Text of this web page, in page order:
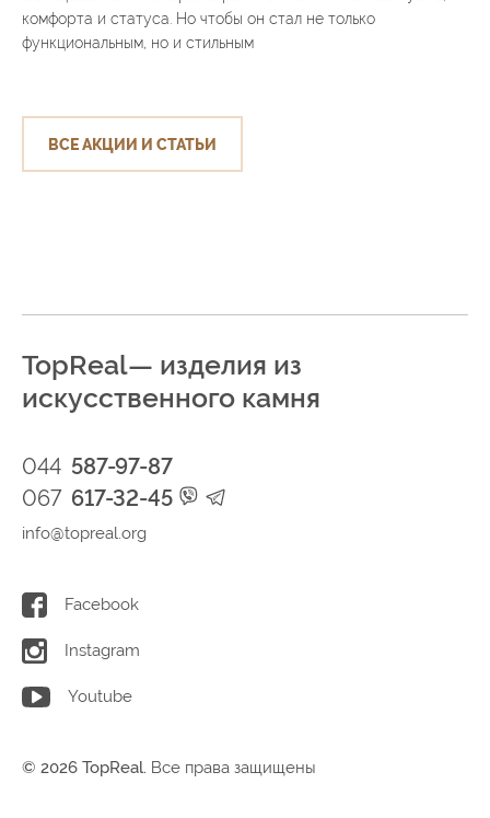
комфорта и статуса. Но чтобы он стал не только
функциональным, но и стильным
ВСЕ АКЦИИ И СТАТЬИ
TopReal— изделия из
искусственного камня
044 587-97-87
067 617-32-45
info@topreal.org
Facebook
Instagram
Youtube
© 2026 TopReal. Все права защищены